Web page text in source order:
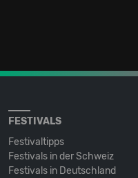
FESTIVALS
Festivaltipps
Festivals in der Schweiz
Festivals in Deutschland